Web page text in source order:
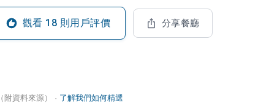
觀看 18 則用戶評價 分享餐廳
資料來源） · 了解我們如何精選